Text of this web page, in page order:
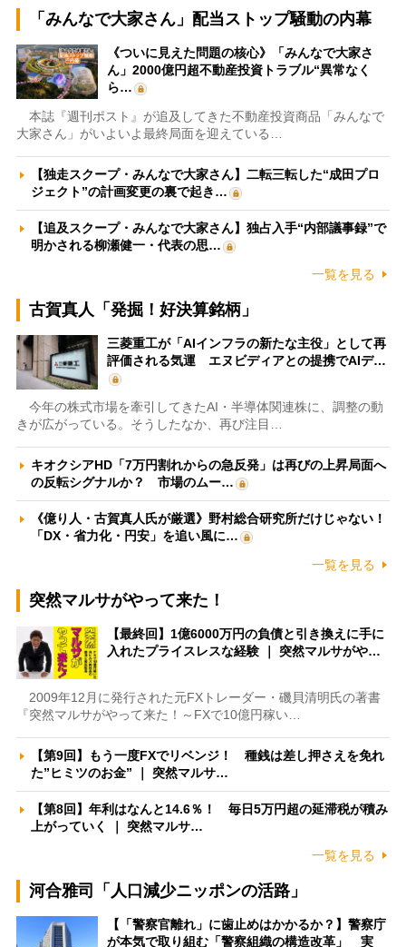
「みんなで大家さん」配当ストップ騒動の内幕
《ついに見えた問題の核心》「みんなで大家さ
ん」2000億円超不動産投資トラブル“異常なく
ら…
本誌『週刊ポスト』が追及してきた不動産投資商品「みんなで
大家さん」がいよいよ最終局面を迎えている…
【独走スクープ・みんなで大家さん】二転三転した“成田プロ
ジェクト”の計画変更の裏で起き…
【追及スクープ・みんなで大家さん】独占入手“内部議事録”で
明かされる柳瀬健一・代表の思…
一覧を見る
古賀真人「発掘！好決算銘柄」
三菱重工が「AIインフラの新たな主役」として再
評価される気運 エヌビディアとの提携でAIデ…
今年の株式市場を牽引してきたAI・半導体関連株に、調整の動
きが広がっている。そうしたなか、再び注目…
キオクシアHD「7万円割れからの急反発」は再びの上昇局面へ
の反転シグナルか？ 市場のムー…
《億り人・古賀真人氏が厳選》野村総合研究所だけじゃない！
「DX・省力化・円安」を追い風に…
一覧を見る
突然マルサがやって来た！
【最終回】1億6000万円の負債と引き換えに手に
入れたプライスレスな経験 ｜ 突然マルサがや…
2009年12月に発行された元FXトレーダー・磯貝清明氏の著書
『突然マルサがやって来た！～FXで10億円稼い…
【第9回】もう一度FXでリベンジ！ 種銭は差し押さえを免れ
た”ヒミツのお金” ｜ 突然マルサ…
【第8回】年利はなんと14.6％！ 毎日5万円超の延滞税が積み
上がっていく ｜ 突然マルサ…
一覧を見る
河合雅司「人口減少ニッポンの活路」
【「警察官離れ」に歯止めはかかるか？】警察庁
が本気で取り組む「警察組織の構造改革」 実